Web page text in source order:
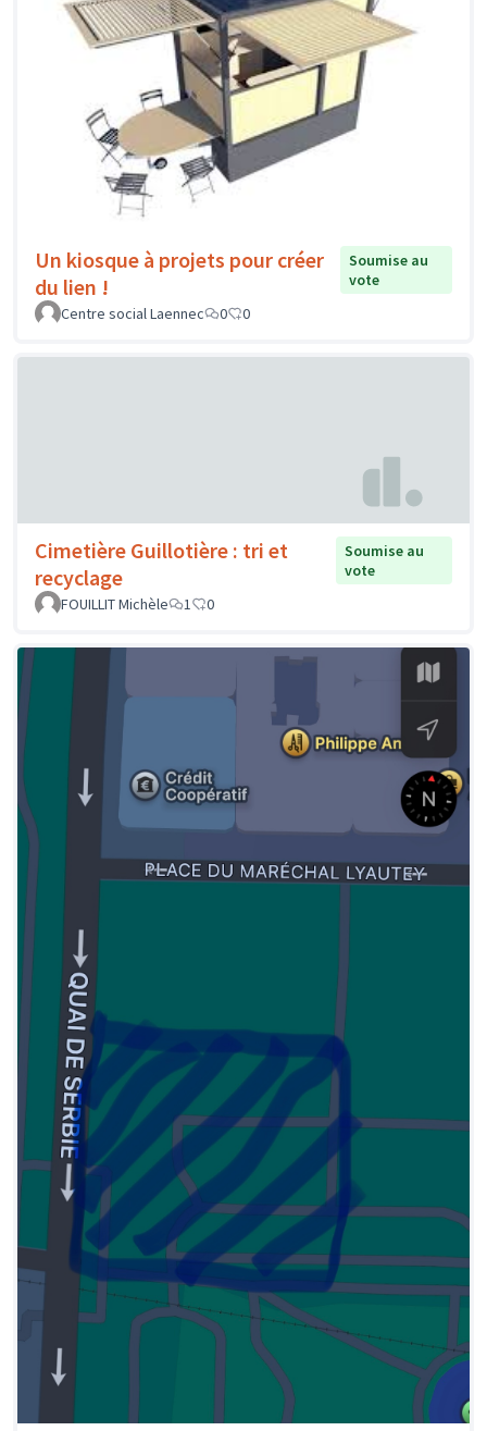
Un kiosque à projets pour créer
du lien !
Soumise au
vote
Centre social Laennec
0 0
Cimetière Guillotière : tri et
recyclage
Soumise au
vote
FOUILLIT Michèle
1 0